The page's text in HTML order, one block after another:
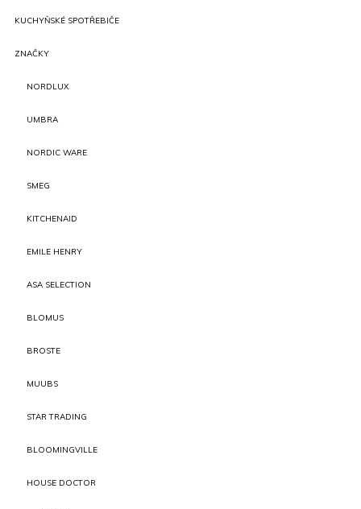
KUCHYŇSKÉ SPOTŘEBIČE
ZNAČKY
NORDLUX
UMBRA
NORDIC WARE
SMEG
KITCHENAID
EMILE HENRY
ASA SELECTION
BLOMUS
BROSTE
MUUBS
STAR TRADING
BLOOMINGVILLE
HOUSE DOCTOR